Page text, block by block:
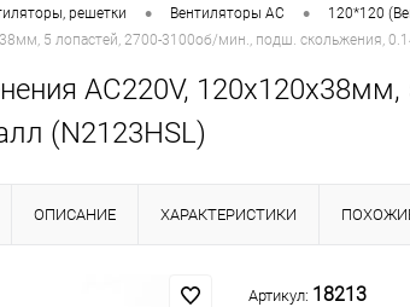
решетки • Вентиляторы AC • 120*120
5 лопастей, 2700-3100об/мин., подш. скольжения,
AC220V,
(N2123HSL)
ОПИСАНИЕ ХАРАКТЕРИСТИКИ
Артикул: 18213